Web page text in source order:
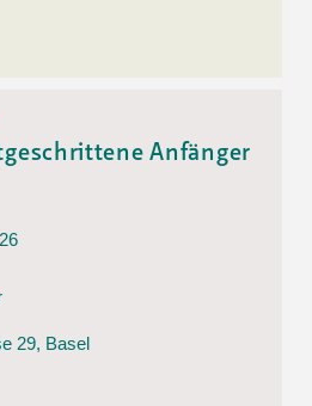
Anfänger
29, Basel